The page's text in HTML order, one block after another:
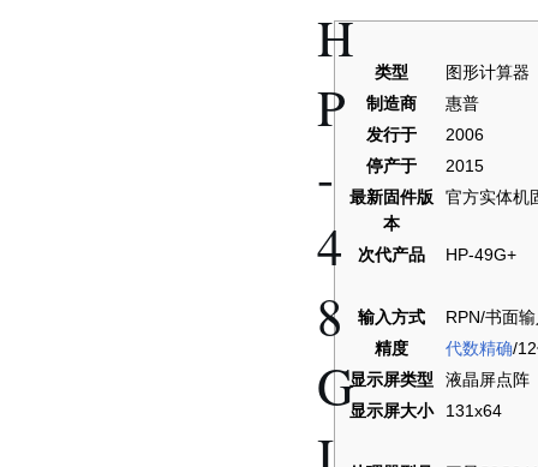
类型
图形计算器
制造商
惠普
发行于
2006
停产于
2015
最新固件版
本
官方实体机
次代产品 HP-49G+
输入方式
RPN/书面
精度
代数精确/
显示屏类型
液晶屏点阵
显示屏大小
131x64
H
P
-
4
8
G